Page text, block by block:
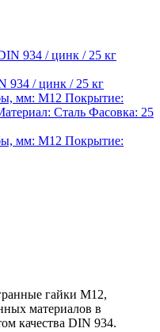
934 / цинк / 25 кг
мм: М12 Покрытие:
Сталь Фасовка: 25
мм: М12 Покрытие:
гайки М12,
материалов в
качества DIN 934.